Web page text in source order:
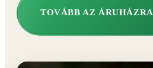
TOVÁBB AZ ÁRUHÁZRA